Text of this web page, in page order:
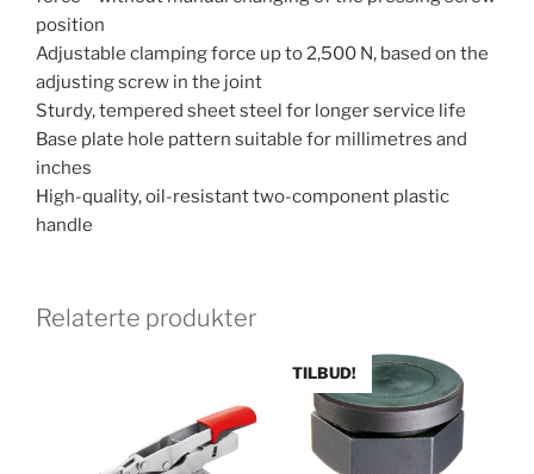
position
Adjustable clamping force up to 2,500 N, based on the
adjusting screw in the joint
Sturdy, tempered sheet steel for longer service life
Base plate hole pattern suitable for millimetres and
inches
High-quality, oil-resistant two-component plastic
handle
Relaterte produkter
TILBUD!